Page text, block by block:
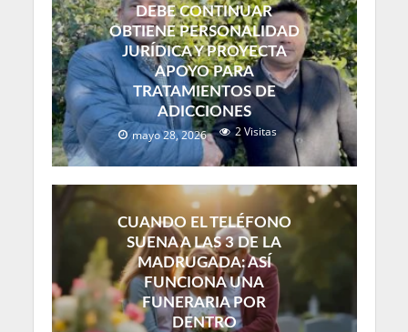
DEBE CONTINUAR
OBTIENE PERSONALIDAD
JURÍDICA Y PROYECTA
APOYO PARA
TRATAMIENTOS DE
ADICCIONES
mayo 28, 2026 2 Visitas
CUANDO EL TELÉFONO
SUENA A LAS 3 DE LA
MADRUGADA: ASÍ
FUNCIONA UNA
FUNERARIA POR
DENTRO